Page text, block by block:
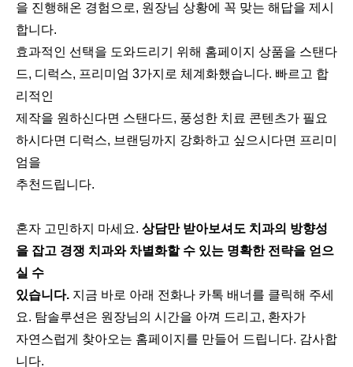
을 진행해온 경험으로, 원장님 상황에 꼭 맞는 해답을 제시
합니다.
효과적인 선택을 도와드리기 위해 홈페이지 상품을 스탠다
드, 디럭스, 프리미엄 3가지로 체계화했습니다. 빠르고 합
리적인
제작을 원하신다면 스탠다드, 풍성한 치료 콘텐츠가 필요
하시다면 디럭스, 브랜딩까지 강화하고 싶으시다면 프리미
엄을
추천드립니다.
혼자 고민하지 마세요. 상담만 받아보셔도 치과의 방향성
을 잡고 경쟁 치과와 차별화할 수 있는 명확한 전략을 얻으
실 수
있습니다. 지금 바로 아래 전화나 카톡 배너를 클릭해 주세
요. 탐솔루션은 원장님의 시간을 아껴 드리고, 환자가
자연스럽게 찾아오는 홈페이지를 만들어 드립니다. 감사합
니다.